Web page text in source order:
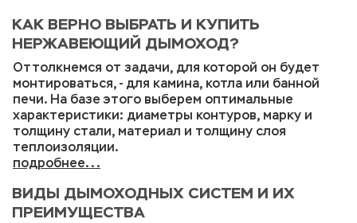
КАК ВЕРНО ВЫБРАТЬ И КУПИТЬ
НЕРЖАВЕЮЩИЙ ДЫМОХОД?
Оттолкнемся от задачи, для которой он будет
монтироваться, - для камина, котла или банной
печи. На базе этого выберем оптимальные
характеристики: диаметры контуров, марку и
толщину стали, материал и толщину слоя
теплоизоляции.
подробнее
ВИДЫ ДЫМОХОДНЫХ СИСТЕМ И ИХ
ПРЕИМУЩЕСТВА